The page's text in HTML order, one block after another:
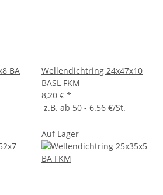
BA
Wellendichtring 24x47x10
BASL FKM
8,20 € *
z.B. ab 50 - 6.56 €/St.
Auf Lager